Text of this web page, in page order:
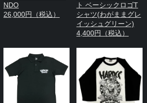
NDO
26,000円（税込）
ト ベーシックロゴT
シャツ(わがままグレ
イッシュグリーン)
4,400円（税込）